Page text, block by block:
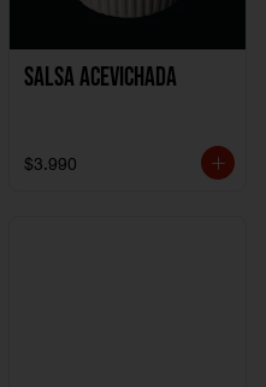
Salsa Acevichada
$3.990